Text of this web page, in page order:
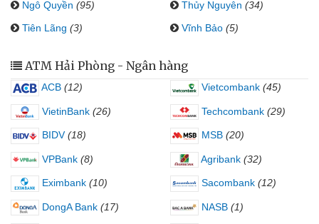
Ngô Quyền (95) Thủy Nguyên (34)
Tiên Lãng (3) Vĩnh Bảo (5)
ATM Hải Phòng - Ngân hàng
ACB (12) Vietcombank (45)
VietinBank (26) Techcombank (29)
BIDV (18) MSB (20)
VPBank (8) Agribank (32)
Eximbank (10) Sacombank (12)
DongA Bank (17) NASB (1)